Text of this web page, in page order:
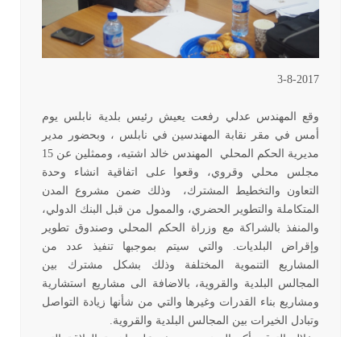
3-8-2017
وقع المهندس عدلي رفعت يعيش رئيس بلدية نابلس يوم
أمس في مقر نقابة المهندسين في نابلس ، وبحضور مدير
مديرية الحكم المحلي المهندس خالد اشتيه، وممثلين عن 15
مجلس محلي وقروي، وقعوا على اتفاقية انشاء وحدة
التعاون والتخطيط المشترك، وذلك ضمن مشروع المدن
المتكاملة والتطوير الحضري، والممول من قبل البنك الدولي،
والمنفذ بالشراكة مع وزراة الحكم المحلي وصندوق تطوير
وإقراض البلديات. والتي سيتم بموجبها تنفيذ عدد من
المشاريع التنموية المختلفة وذلك بشكل مشترك بين
المجالس البلدية والقروية، بالاضافة الى مشاريع استشارية
ومشاريع بناء القدرات وغيرها والتي من شأنها زيادة التواصل
وتبادل الخيرات بين المجالس البلدية والقروية.